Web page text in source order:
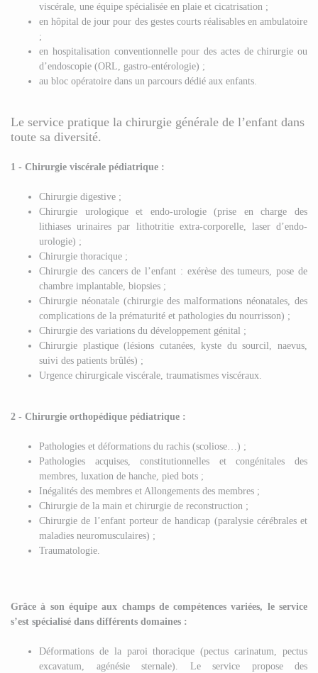
viscérale, une équipe spécialisée en plaie et cicatrisation ;
en hôpital de jour pour des gestes courts réalisables en ambulatoire
;
en hospitalisation conventionnelle pour des actes de chirurgie ou
d’endoscopie (ORL, gastro-entérologie) ;
au bloc opératoire dans un parcours dédié aux enfants.
Le service pratique la chirurgie générale de l’enfant dans
toute sa diversité.
1 - Chirurgie viscérale pédiatrique :
Chirurgie digestive ;
Chirurgie urologique et endo-urologie (prise en charge des
lithiases urinaires par lithotritie extra-corporelle, laser d’endo-
urologie) ;
Chirurgie thoracique ;
Chirurgie des cancers de l’enfant : exérèse des tumeurs, pose de
chambre implantable, biopsies ;
Chirurgie néonatale (chirurgie des malformations néonatales, des
complications de la prématurité et pathologies du nourrisson) ;
Chirurgie des variations du développement génital ;
Chirurgie plastique (lésions cutanées, kyste du sourcil, naevus,
suivi des patients brûlés) ;
Urgence chirurgicale viscérale, traumatismes viscéraux.
2 - Chirurgie orthopédique pédiatrique :
Pathologies et déformations du rachis (scoliose…) ;
Pathologies acquises, constitutionnelles et congénitales des
membres, luxation de hanche, pied bots ;
Inégalités des membres et Allongements des membres ;
Chirurgie de la main et chirurgie de reconstruction ;
Chirurgie de l’enfant porteur de handicap (paralysie cérébrales et
maladies neuromusculaires) ;
Traumatologie.
Grâce à son équipe aux champs de compétences variées, le service
s’est spécialisé dans différents domaines :
Déformations de la paroi thoracique (pectus carinatum, pectus
excavatum, agénésie sternale). Le service propose des